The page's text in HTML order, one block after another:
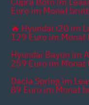
Euro im Monat
🔥 Hyundai i20 im
129 Euro im Monat
Hyundai Bayon im
259 Euro im Monat
Dacia Spring im
89 Euro im Monat